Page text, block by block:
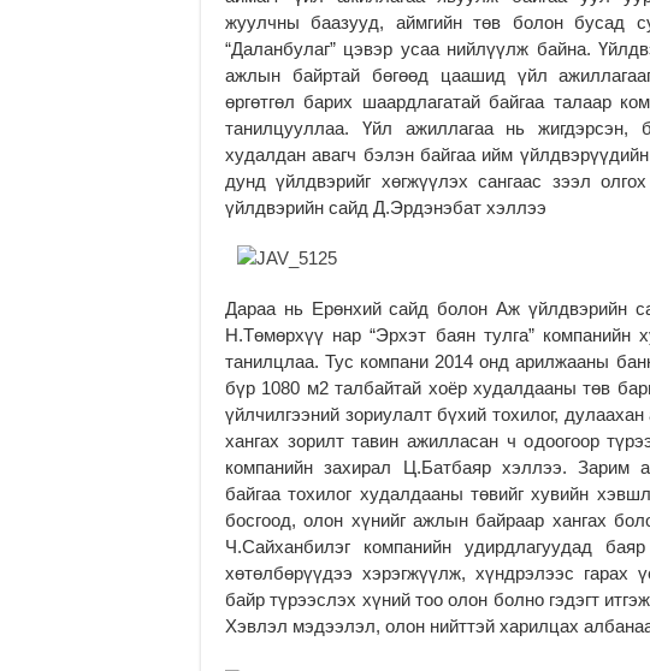
жуулчны баазууд, аймгийн төв болон бусад
“Даланбулаг” цэвэр усаа нийлүүлж байна.
ажлын байртай бөгөөд цаашид үйл
өргөтгөл барих шаардлагатай байгаа талаар
танилцууллаа. Үйл ажиллагаа нь жигдэрсэн,
худалдан авагч бэлэн байгаа ийм
дунд үйлдвэрийг хөгжүүлэх сангаас зээл
үйлдвэрийн сайд Д.Эрдэнэбат хэллээ
Дараа нь Ерөнхий сайд болон Аж үйлдвэрийн
Н.Төмөрхүү нар “Эрхэт баян тулга” компанийн
танилцлаа. Тус компани 2014 онд арилжааны
бүр 1080 м2 талбайтай хоёр худалдааны төв
үйлчилгээний зориулалт бүхий тохилог,
хангах зорилт тавин ажилласан ч одоогоор
компанийн захирал Ц.Батбаяр хэллээ. Зарим
байгаа тохилог худалдааны төвийг хувийн
босгоод, олон хүнийг ажлын байраар хангах
Ч.Сайханбилэг компанийн удирдлагуудад
хөтөлбөрүүдээ хэрэгжүүлж, хүндрэлээс
байр түрээслэх хүний тоо олон болно гэдэгт
Хэвлэл мэдээлэл, олон нийттэй харилцах